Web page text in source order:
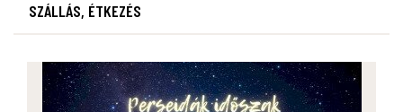
SZÁLLÁS, ÉTKEZÉS